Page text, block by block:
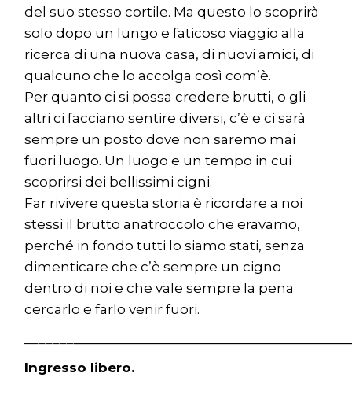
del suo stesso cortile. Ma questo lo scoprirà
solo dopo un lungo e faticoso viaggio alla
ricerca di una nuova casa, di nuovi amici, di
qualcuno che lo accolga così com’è.
Per quanto ci si possa credere brutti, o gli
altri ci facciano sentire diversi, c’è e ci sarà
sempre un posto dove non saremo mai
fuori luogo. Un luogo e un tempo in cui
scoprirsi dei bellissimi cigni.
Far rivivere questa storia è ricordare a noi
stessi il brutto anatroccolo che eravamo,
perché in fondo tutti lo siamo stati, senza
dimenticare che c’è sempre un cigno
dentro di noi e che vale sempre la pena
cercarlo e farlo venir fuori.
Ingresso libero.